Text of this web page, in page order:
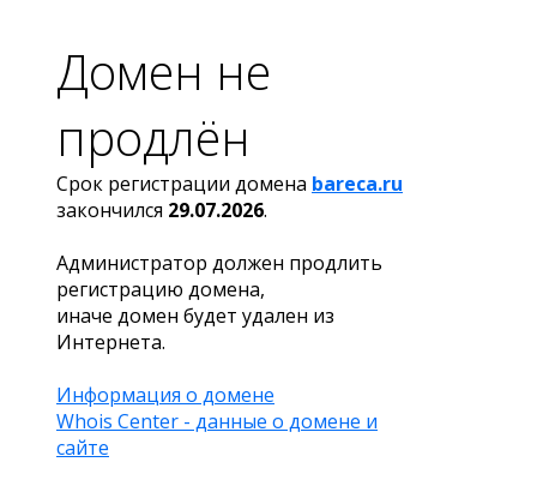
Домен не
продлён
Срок регистрации домена bareca.ru
закончился 29.07.2026.
Администратор должен продлить
регистрацию домена,
иначе домен будет удален из
Интернета.
Информация о домене
Whois Center - данные о домене и
сайте